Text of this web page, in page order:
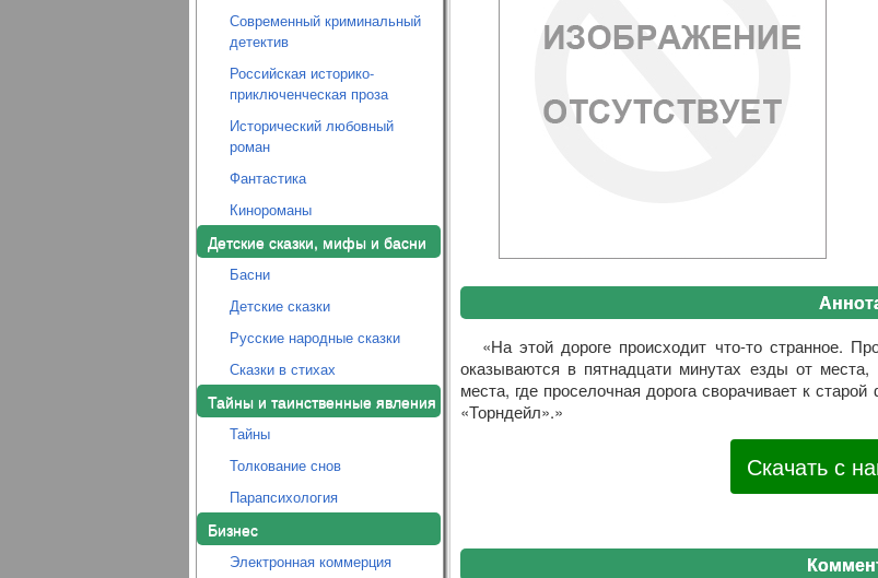
Современный криминальный
детектив
Российская историко-
приключенческая проза
Исторический любовный
роман
Фантастика
Кинороманы
Детские сказки, мифы и басни
Басни
Детские сказки
Русские народные сказки
Сказки в стихах
Тайны и таинственные явления
Тайны
Толкование снов
Парапсихология
Бизнес
Электронная коммерция
«На этой дороге происходит что-то странное.
оказываются в пятнадцати минутах езды от
места, где проселочная дорога сворачивает к
«Торндейл».»
Скачать с